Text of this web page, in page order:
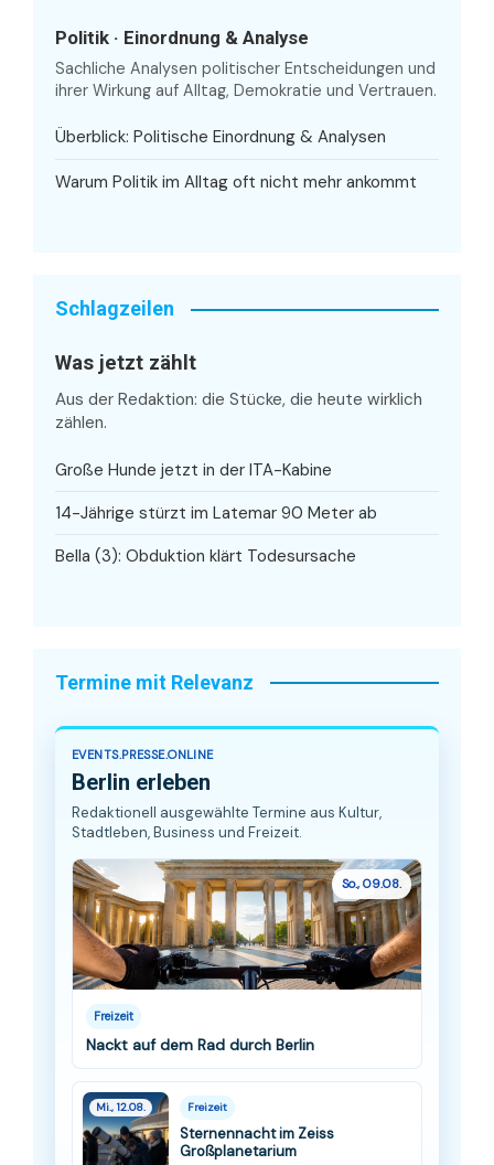
Politik · Einordnung & Analyse
Sachliche Analysen politischer Entscheidungen und
ihrer Wirkung auf Alltag, Demokratie und Vertrauen.
Überblick: Politische Einordnung & Analysen
Warum Politik im Alltag oft nicht mehr ankommt
Schlagzeilen
Was jetzt zählt
Aus der Redaktion: die Stücke, die heute wirklich
zählen.
Große Hunde jetzt in der ITA-Kabine
14-Jährige stürzt im Latemar 90 Meter ab
Bella (3): Obduktion klärt Todesursache
Termine mit Relevanz
EVENTS.PRESSE.ONLINE
Berlin erleben
Redaktionell ausgewählte Termine aus Kultur,
Stadtleben, Business und Freizeit.
So., 09.08.
Freizeit
Nackt auf dem Rad durch Berlin
Mi., 12.08. Freizeit
Sternennacht im Zeiss
Großplanetarium